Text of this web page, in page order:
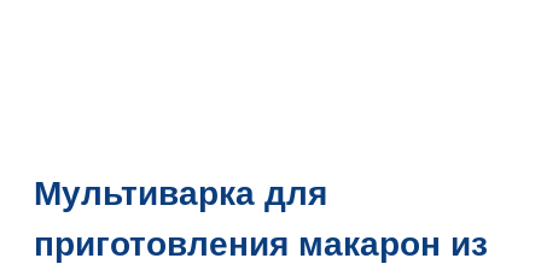
Мультиварка для
приготовления макарон из